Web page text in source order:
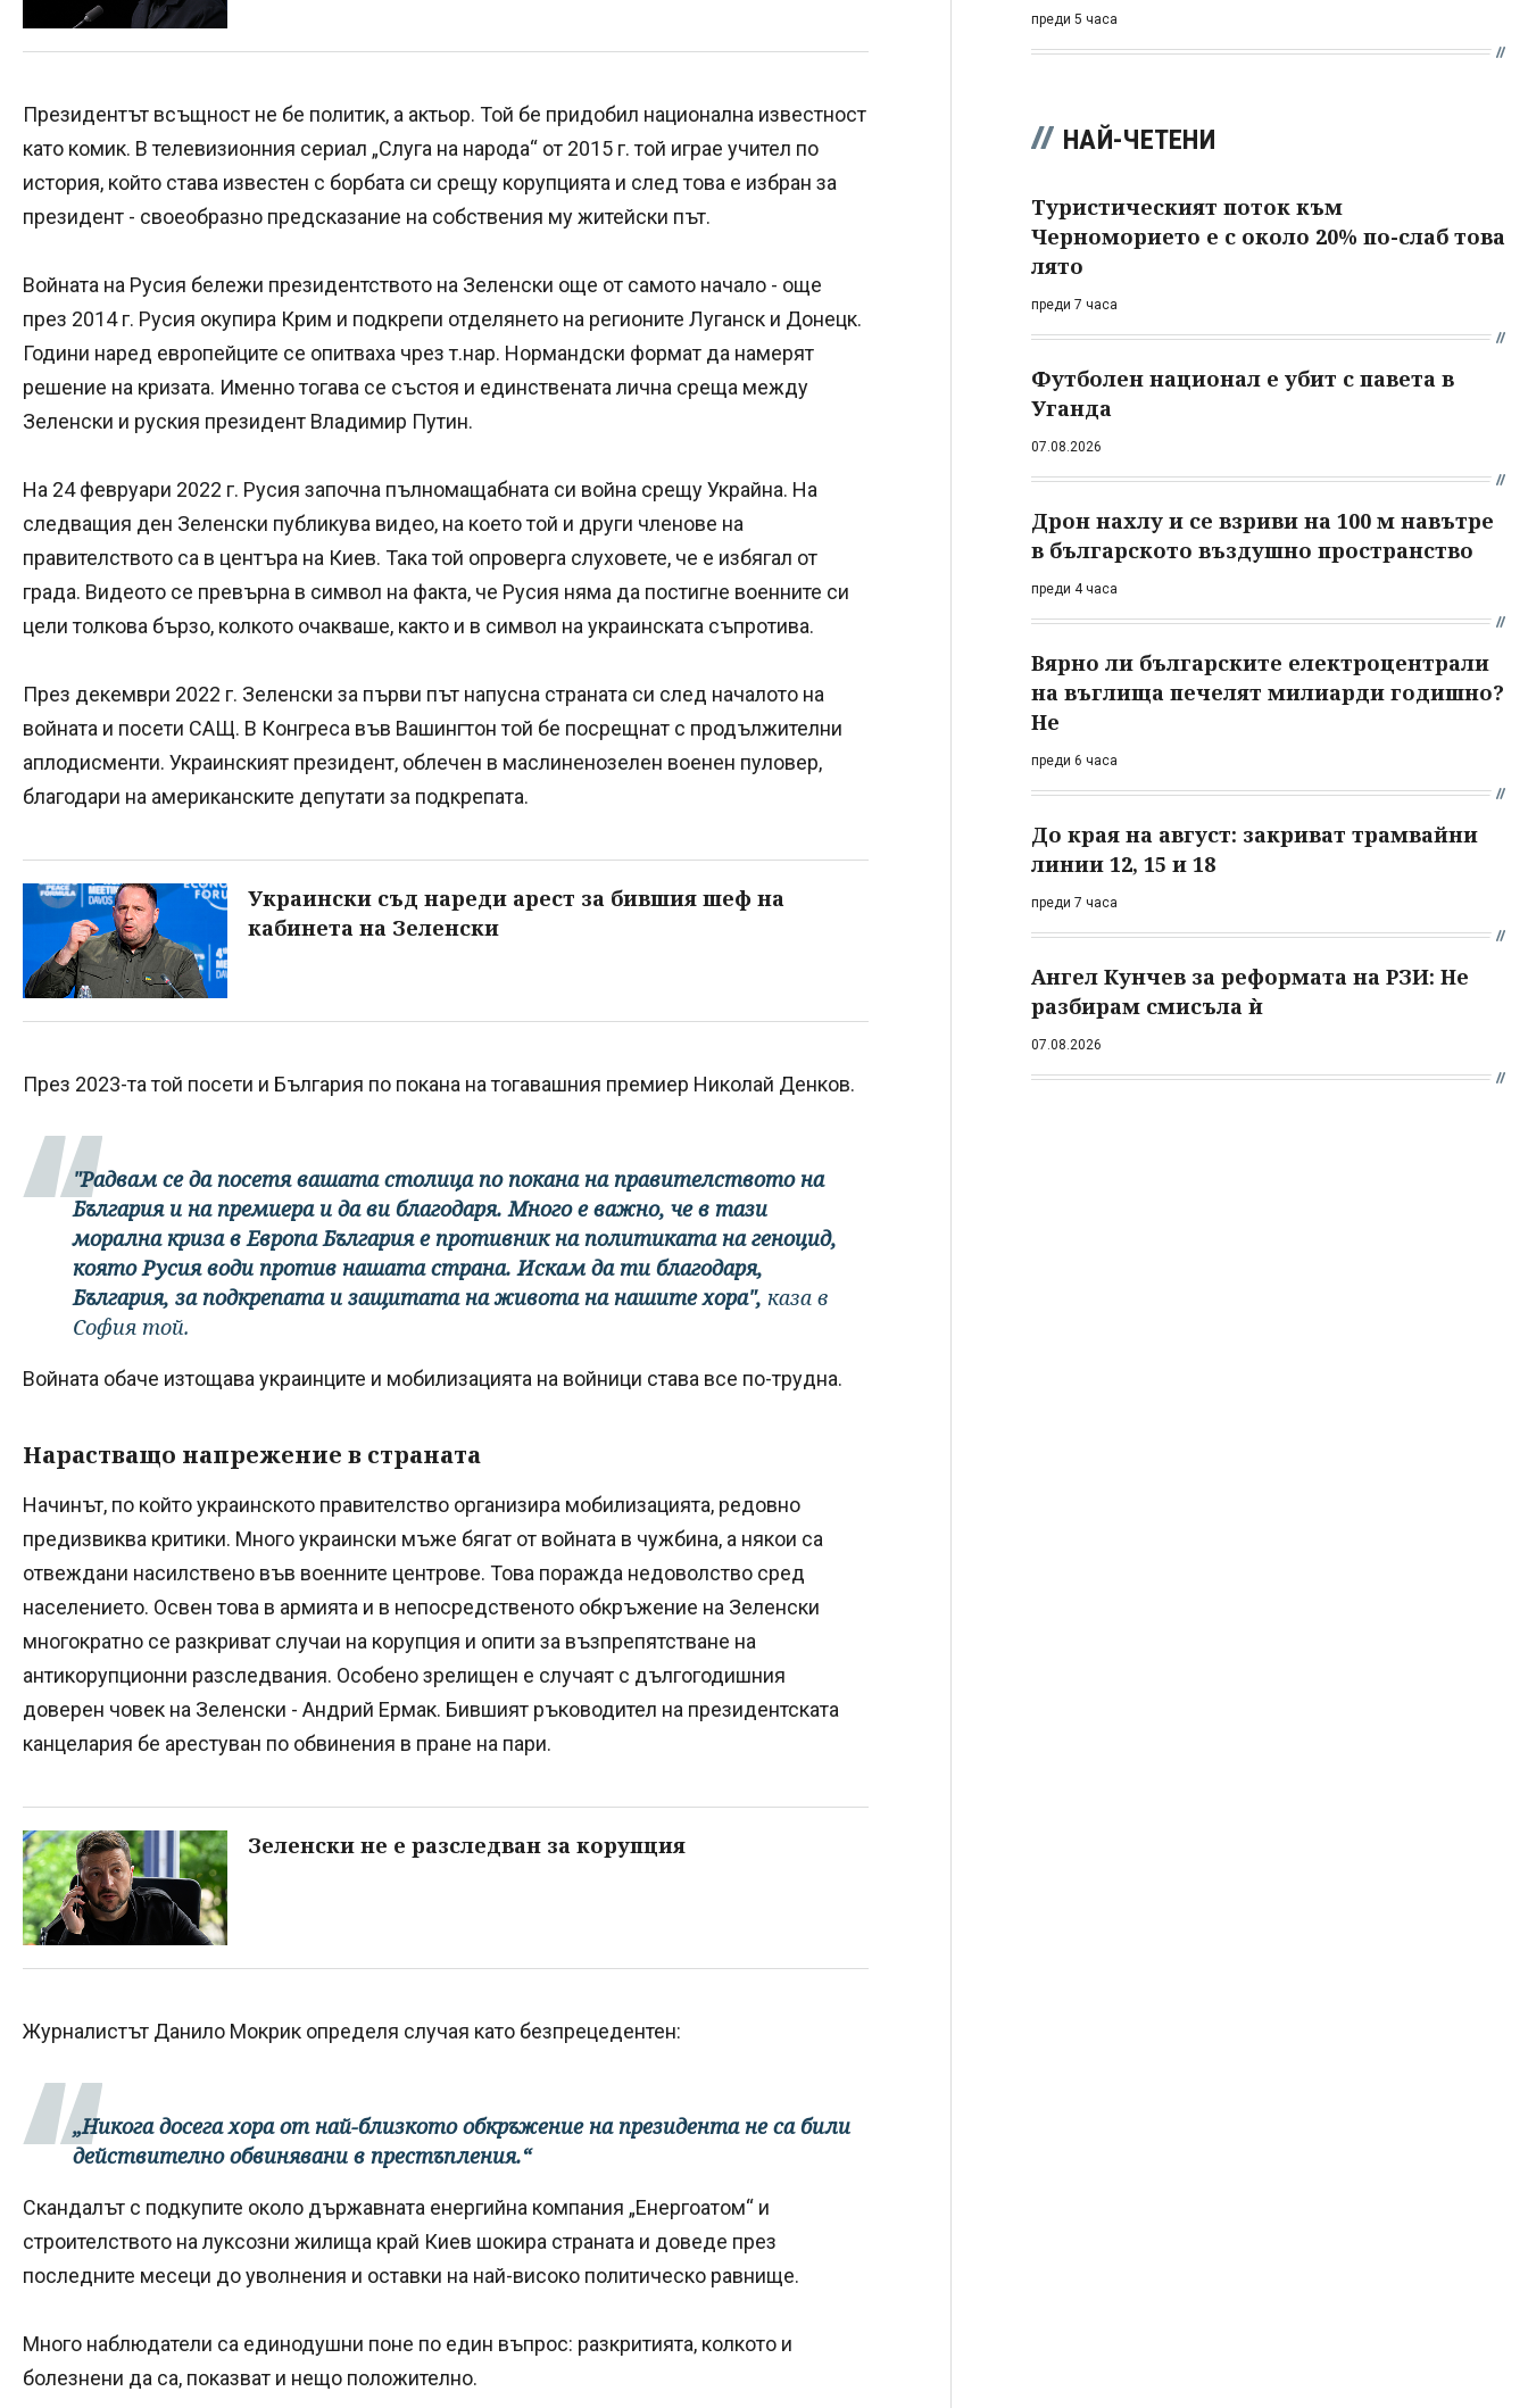
Президентът всъщност не бе политик, а актьор. Той бе придобил национална известност
като комик. В телевизионния сериал „Слуга на народа“ от 2015 г. той играе учител по
история, който става известен с борбата си срещу корупцията и след това е избран за
президент - своеобразно предсказание на собствения му житейски път.
Войната на Русия бележи президентството на Зеленски още от самото начало - още
през 2014 г. Русия окупира Крим и подкрепи отделянето на регионите Луганск и Донецк.
Години наред европейците се опитваха чрез т.нар. Нормандски формат да намерят
решение на кризата. Именно тогава се състоя и единствената лична среща между
Зеленски и руския президент Владимир Путин.
На 24 февруари 2022 г. Русия започна пълномащабната си война срещу Украйна. На
следващия ден Зеленски публикува видео, на което той и други членове на
правителството са в центъра на Киев. Така той опроверга слуховете, че е избягал от
града. Видеото се превърна в символ на факта, че Русия няма да постигне военните си
цели толкова бързо, колкото очакваше, както и в символ на украинската съпротива.
През декември 2022 г. Зеленски за първи път напусна страната си след началото на
войната и посети САЩ. В Конгреса във Вашингтон той бе посрещнат с продължителни
аплодисменти. Украинският президент, облечен в маслиненозелен военен пуловер,
благодари на американските депутати за подкрепата.
Украински съд нареди арест за бившия шеф на
кабинета на Зеленски
През 2023-та той посети и България по покана на тогавашния премиер Николай Денков.
"Радвам се да посетя вашата столица по покана на правителството на
България и на премиера и да ви благодаря. Много е важно, че в тази
морална криза в Европа България е противник на политиката на геноцид,
която Русия води против нашата страна. Искам да ти благодаря,
България, за подкрепата и защитата на живота на нашите хора", каза в
София той.
Войната обаче изтощава украинците и мобилизацията на войници става все по-трудна.
Нарастващо напрежение в страната
Начинът, по който украинското правителство организира мобилизацията, редовно
предизвиква критики. Много украински мъже бягат от войната в чужбина, а някои са
отвеждани насилствено във военните центрове. Това поражда недоволство сред
населението. Освен това в армията и в непосредственото обкръжение на Зеленски
многократно се разкриват случаи на корупция и опити за възпрепятстване на
антикорупционни разследвания. Особено зрелищен е случаят с дългогодишния
доверен човек на Зеленски - Андрий Ермак. Бившият ръководител на президентската
канцелария бе арестуван по обвинения в пране на пари.
Зеленски не е разследван за корупция
Журналистът Данило Мокрик определя случая като безпрецедентен:
„Никога досега хора от най-близкото обкръжение на президента не са били
действително обвинявани в престъпления.“
Скандалът с подкупите около държавната енергийна компания „Енергоатом“ и
строителството на луксозни жилища край Киев шокира страната и доведе през
последните месеци до уволнения и оставки на най-високо политическо равнище.
Много наблюдатели са единодушни поне по един въпрос: разкритията, колкото и
болезнени да са, показват и нещо положително.
преди 5 часа
НАЙ-ЧЕТЕНИ
Туристическият поток към
Черноморието е с около 20% по-слаб това
лято
преди 7 часа
Футболен национал е убит с павета в
Уганда
07.08.2026
Дрон нахлу и се взриви на 100 м навътре
в българското въздушно пространство
преди 4 часа
Вярно ли българските електроцентрали
на въглища печелят милиарди годишно?
Не
преди 6 часа
До края на август: закриват трамвайни
линии 12, 15 и 18
преди 7 часа
Ангел Кунчев за реформата на РЗИ: Не
разбирам смисъла ѝ
07.08.2026